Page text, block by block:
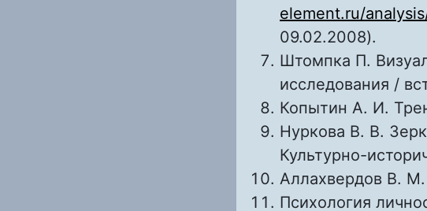
element.ru/
09.02.2008).
Штомпка П.
исследования /
Копытин А. И.
Нуркова В. В.
Культурно-
Аллахвердов В.
Психология